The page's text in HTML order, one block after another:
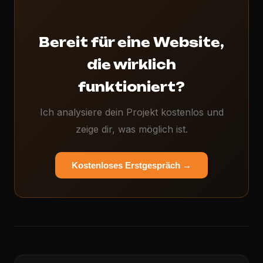
Bereit für eine Website,
die wirklich
funktioniert?
Ich analysiere dein Projekt kostenlos und
zeige dir, was möglich ist.
Kostenloses Erstgespräch →